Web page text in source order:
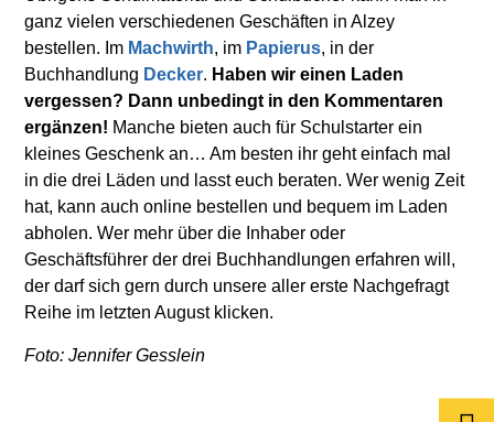
ganz vielen verschiedenen Geschäften in Alzey
bestellen. Im Machwirth, im Papierus, in der
Buchhandlung Decker. Haben wir einen Laden
vergessen? Dann unbedingt in den Kommentaren
ergänzen! Manche bieten auch für Schulstarter ein
kleines Geschenk an… Am besten ihr geht einfach mal
in die drei Läden und lasst euch beraten. Wer wenig Zeit
hat, kann auch online bestellen und bequem im Laden
abholen. Wer mehr über die Inhaber oder
Geschäftsführer der drei Buchhandlungen erfahren will,
der darf sich gern durch unsere aller erste Nachgefragt
Reihe im letzten August klicken.
Foto: Jennifer Gesslein